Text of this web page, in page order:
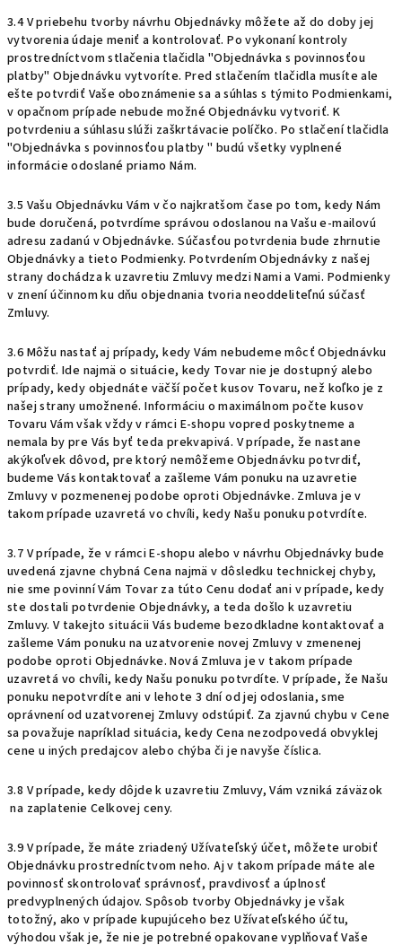
3.4 V priebehu tvorby návrhu Objednávky môžete až do doby jej
vytvorenia údaje meniť a kontrolovať. Po vykonaní kontroly
prostredníctvom stlačenia tlačidla "Objednávka s povinnosťou
platby" Objednávku vytvoríte. Pred stlačením tlačidla musíte ale
ešte potvrdiť Vaše oboznámenie sa a súhlas s týmito Podmienkami,
v opačnom prípade nebude možné Objednávku vytvoriť. K
potvrdeniu a súhlasu slúži zaškrtávacie políčko. Po stlačení tlačidla
"Objednávka s povinnosťou platby " budú všetky vyplnené
informácie odoslané priamo Nám.
3.5 Vašu Objednávku Vám v čo najkratšom čase po tom, kedy Nám
bude doručená, potvrdíme správou odoslanou na Vašu e-mailovú
adresu zadanú v Objednávke. Súčasťou potvrdenia bude zhrnutie
Objednávky a tieto Podmienky. Potvrdením Objednávky z našej
strany dochádza k uzavretiu Zmluvy medzi Nami a Vami. Podmienky
v znení účinnom ku dňu objednania tvoria neoddeliteľnú súčasť
Zmluvy.
3.6 Môžu nastať aj prípady, kedy Vám nebudeme môcť Objednávku
potvrdiť. Ide najmä o situácie, kedy Tovar nie je dostupný alebo
prípady, kedy objednáte väčší počet kusov Tovaru, než koľko je z
našej strany umožnené. Informáciu o maximálnom počte kusov
Tovaru Vám však vždy v rámci E-shopu vopred poskytneme a
nemala by pre Vás byť teda prekvapivá. V prípade, že nastane
akýkoľvek dôvod, pre ktorý nemôžeme Objednávku potvrdiť,
budeme Vás kontaktovať a zašleme Vám ponuku na uzavretie
Zmluvy v pozmenenej podobe oproti Objednávke. Zmluva je v
takom prípade uzavretá vo chvíli, kedy Našu ponuku potvrdíte.
3.7 V prípade, že v rámci E-shopu alebo v návrhu Objednávky bude
uvedená zjavne chybná Cena najmä v dôsledku technickej chyby,
nie sme povinní Vám Tovar za túto Cenu dodať ani v prípade, kedy
ste dostali potvrdenie Objednávky, a teda došlo k uzavretiu
Zmluvy. V takejto situácii Vás budeme bezodkladne kontaktovať a
zašleme Vám ponuku na uzatvorenie novej Zmluvy v zmenenej
podobe oproti Objednávke. Nová Zmluva je v takom prípade
uzavretá vo chvíli, kedy Našu ponuku potvrdíte. V prípade, že Našu
ponuku nepotvrdíte ani v lehote 3 dní od jej odoslania, sme
oprávnení od uzatvorenej Zmluvy odstúpiť. Za zjavnú chybu v Cene
sa považuje napríklad situácia, kedy Cena nezodpovedá obvyklej
cene u iných predajcov alebo chýba či je navyše číslica.
3.8 V prípade, kedy dôjde k uzavretiu Zmluvy, Vám vzniká záväzok
na zaplatenie Celkovej ceny.
3.9 V prípade, že máte zriadený Užívateľský účet, môžete urobiť
Objednávku prostredníctvom neho. Aj v takom prípade máte ale
povinnosť skontrolovať správnosť, pravdivosť a úplnosť
predvyplnených údajov. Spôsob tvorby Objednávky je však
totožný, ako v prípade kupujúceho bez Užívateľského účtu,
výhodou však je, že nie je potrebné opakovane vyplňovať Vaše